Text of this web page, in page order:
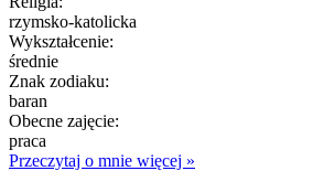
rzymsko-katolicka
Wykształcenie:
średnie
Znak zodiaku:
baran
Obecne zajęcie:
praca
Przeczytaj o mnie więcej »